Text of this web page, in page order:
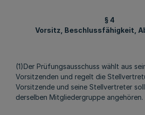
§ 4
Vorsitz, Beschlussfähigkeit,
(1)Der Prüfungsausschuss wählt aus
Vorsitzenden und regelt die
Vorsitzende und seine Stellvertreter
derselben Mitgliedergruppe angehören.